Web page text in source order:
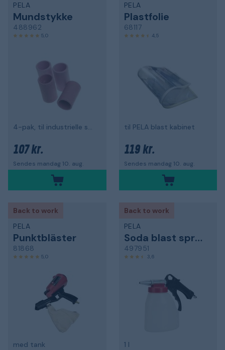
PELA
Mundstykke
488962
5,0
4-pak, til industrielle sprængningsskabe
107 kr.
Sendes mandag 10. aug.
PELA
Plastfolie
68117
4,5
til PELA blast kabinet
119 kr.
Sendes mandag 10. aug.
Back to work
PELA
Punktbläster
81868
5,0
med tank
Back to work
PELA
Soda blast sprøjte
497951
3,6
1 l